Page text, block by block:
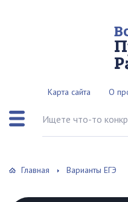
Карта сайта О
Поиск по сайту
Главная Варианты ЕГЭ